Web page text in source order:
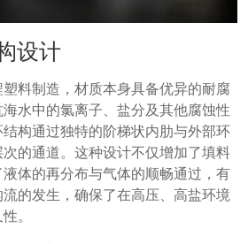
设计
料制造，材质本身具备优异的耐腐
水中的氯离子、盐分及其他腐蚀性
构通过独特的阶梯状内肋与外部环
的通道。这种设计不仅增加了填料
体的再分布与气体的顺畅通过，有
的发生，确保了在高压、高盐环境
。